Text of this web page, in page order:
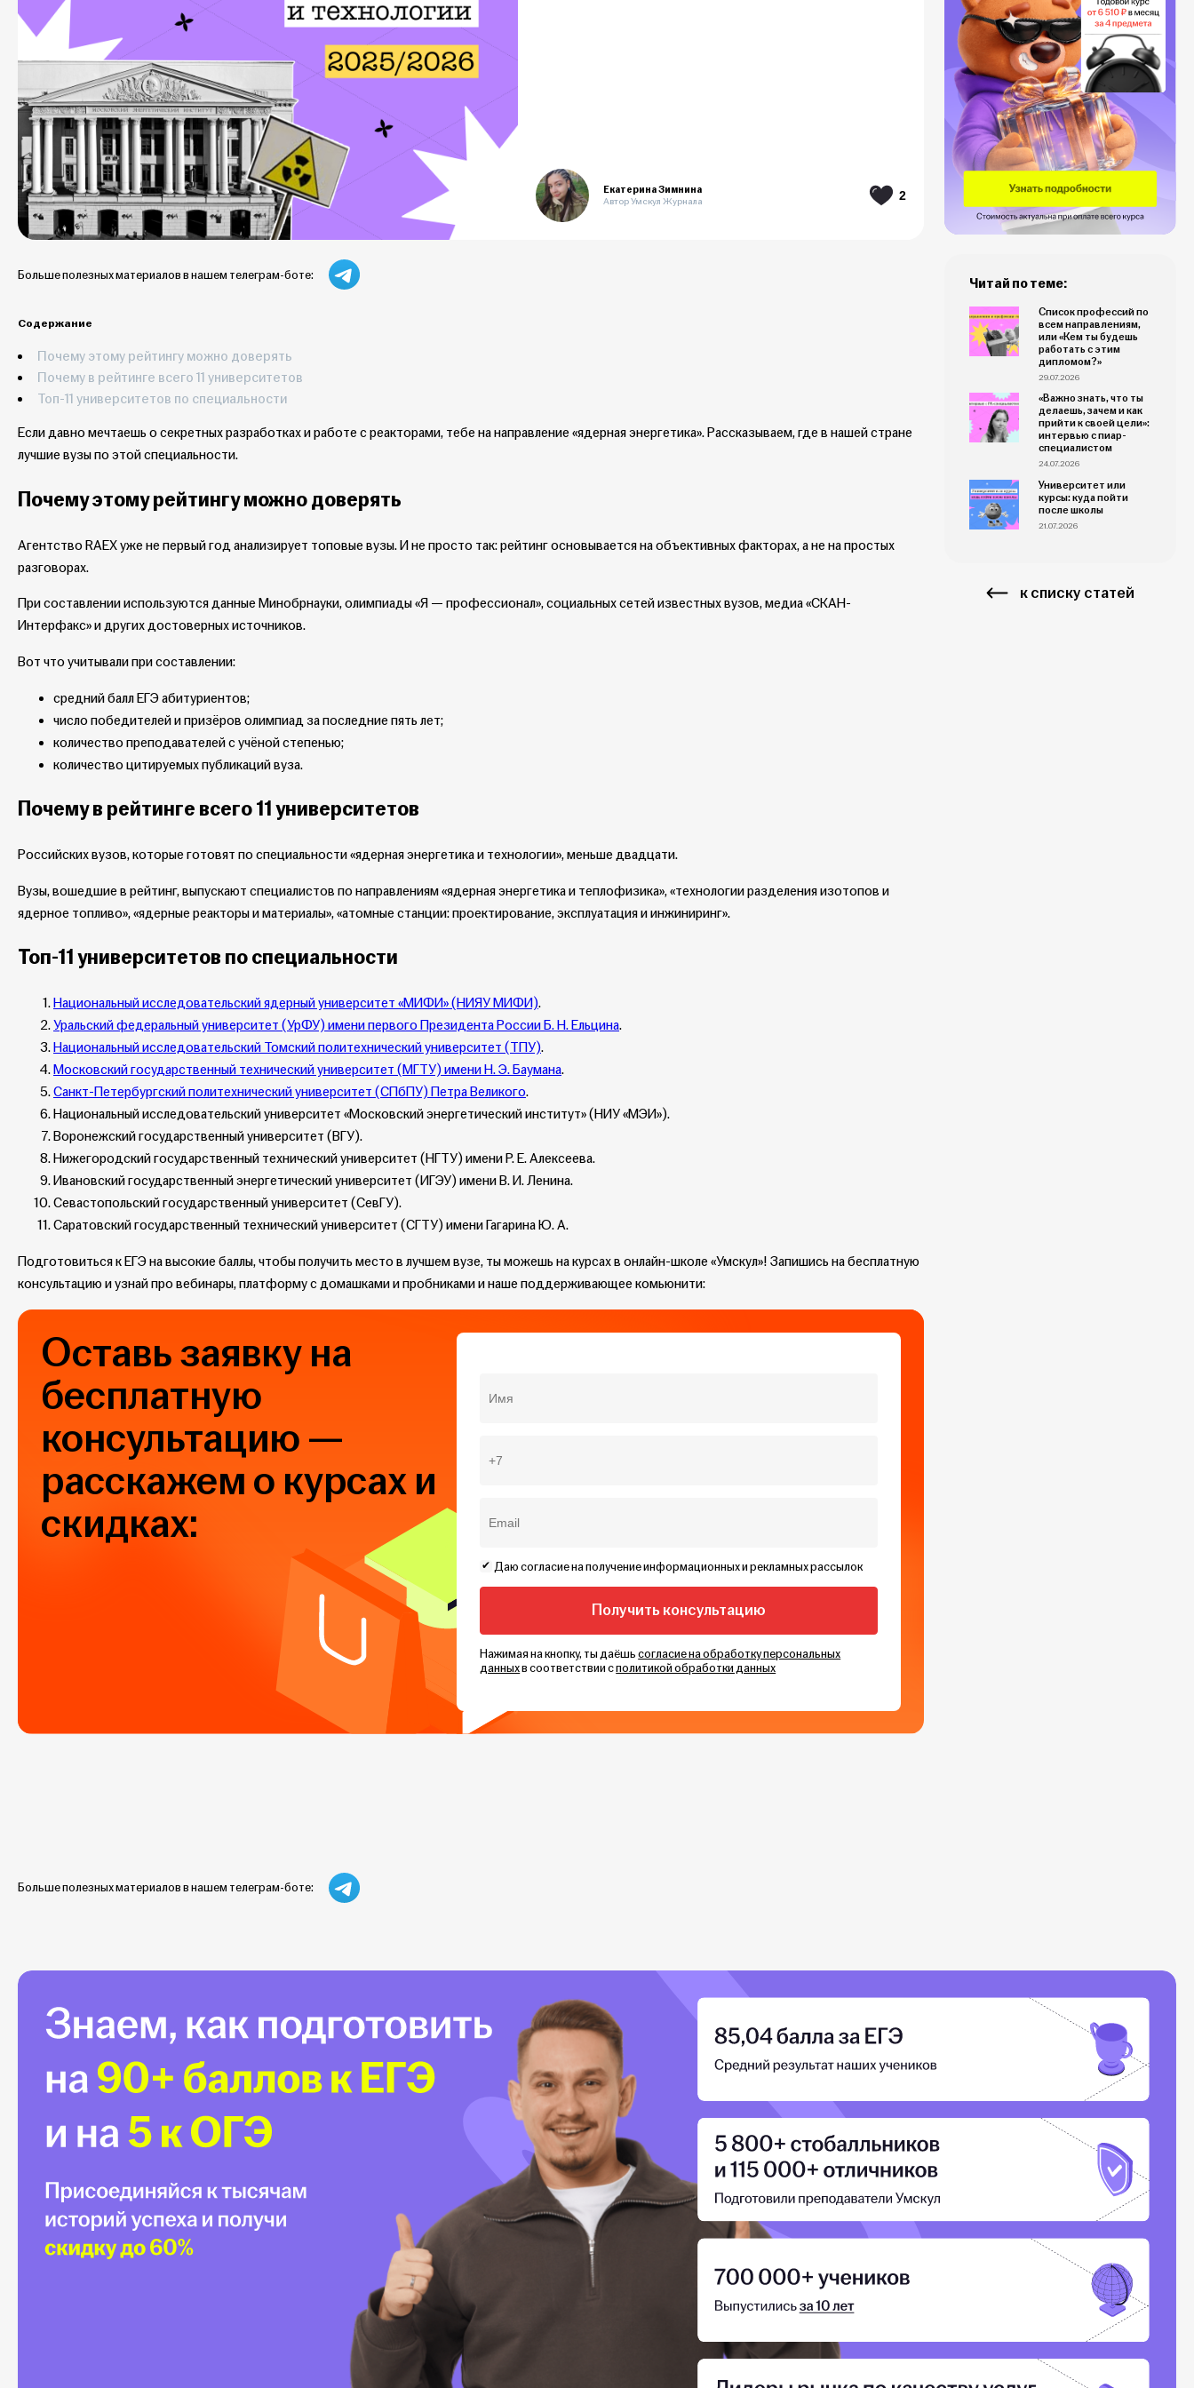
Екатерина Зимнина
Автор Умскул Журнала
2
Больше полезных материалов в нашем телеграм-боте:
Содержание
Почему этому рейтингу можно доверять
Почему в рейтинге всего 11 университетов
Топ-11 университетов по специальности
Если давно мечтаешь о секретных разработках и работе с реакторами, тебе на направление «ядерная энергетика». Рассказываем, где в нашей стране
лучшие вузы по этой специальности.
Почему этому рейтингу можно доверять
Агентство RAEX уже не первый год анализирует топовые вузы. И не просто так: рейтинг основывается на объективных факторах, а не на простых
разговорах.
При составлении используются данные Минобрнауки, олимпиады «Я — профессионал», социальных сетей известных вузов, медиа «СКАН-
Интерфакс» и других достоверных источников.
Вот что учитывали при составлении:
средний балл ЕГЭ абитуриентов;
число победителей и призёров олимпиад за последние пять лет;
количество преподавателей с учёной степенью;
количество цитируемых публикаций вуза.
Почему в рейтинге всего 11 университетов
Российских вузов, которые готовят по специальности «ядерная энергетика и технологии», меньше двадцати.
Вузы, вошедшие в рейтинг, выпускают специалистов по направлениям «ядерная энергетика и теплофизика», «технологии разделения изотопов и
ядерное топливо», «ядерные реакторы и материалы», «атомные станции: проектирование, эксплуатация и инжиниринг».
Топ-11 университетов по специальности
Национальный исследовательский ядерный университет «МИФИ» (НИЯУ МИФИ).
Уральский федеральный университет (УрФУ) имени первого Президента России Б. Н. Ельцина.
Национальный исследовательский Томский политехнический университет (ТПУ).
Московский государственный технический университет (МГТУ) имени Н. Э. Баумана.
Санкт-Петербургский политехнический университет (СПбПУ) Петра Великого.
Национальный исследовательский университет «Московский энергетический институт» (НИУ «МЭИ»).
Воронежский государственный университет (ВГУ).
Нижегородский государственный технический университет (НГТУ) имени Р. Е. Алексеева.
Ивановский государственный энергетический университет (ИГЭУ) имени В. И. Ленина.
Севастопольский государственный университет (СевГУ).
Саратовский государственный технический университет (СГТУ) имени Гагарина Ю. А.
Подготовиться к ЕГЭ на высокие баллы, чтобы получить место в лучшем вузе, ты можешь на курсах в онлайн-школе «Умскул»! Запишись на бесплатную
консультацию и узнай про вебинары, платформу с домашками и пробниками и наше поддерживающее комьюнити:
Оставь заявку на
бесплатную
консультацию —
расскажем о курсах и
скидках:
Даю согласие на получение информационных и рекламных рассылок
Нажимая на кнопку, ты даёшьсогласие на обработку персональных
данныхв соответствии сполитикой обработки данных
Больше полезных материалов в нашем телеграм-боте:
Читай по теме:
Список профессий по
всем направлениям,
или «Кем ты будешь
работать с этим
дипломом?»
29.07.2026
«Важно знать, что ты
делаешь, зачем и как
прийти к своей цели»:
интервью с пиар-
специалистом
24.07.2026
Университет или
курсы: куда пойти
после школы
21.07.2026
к списку статей